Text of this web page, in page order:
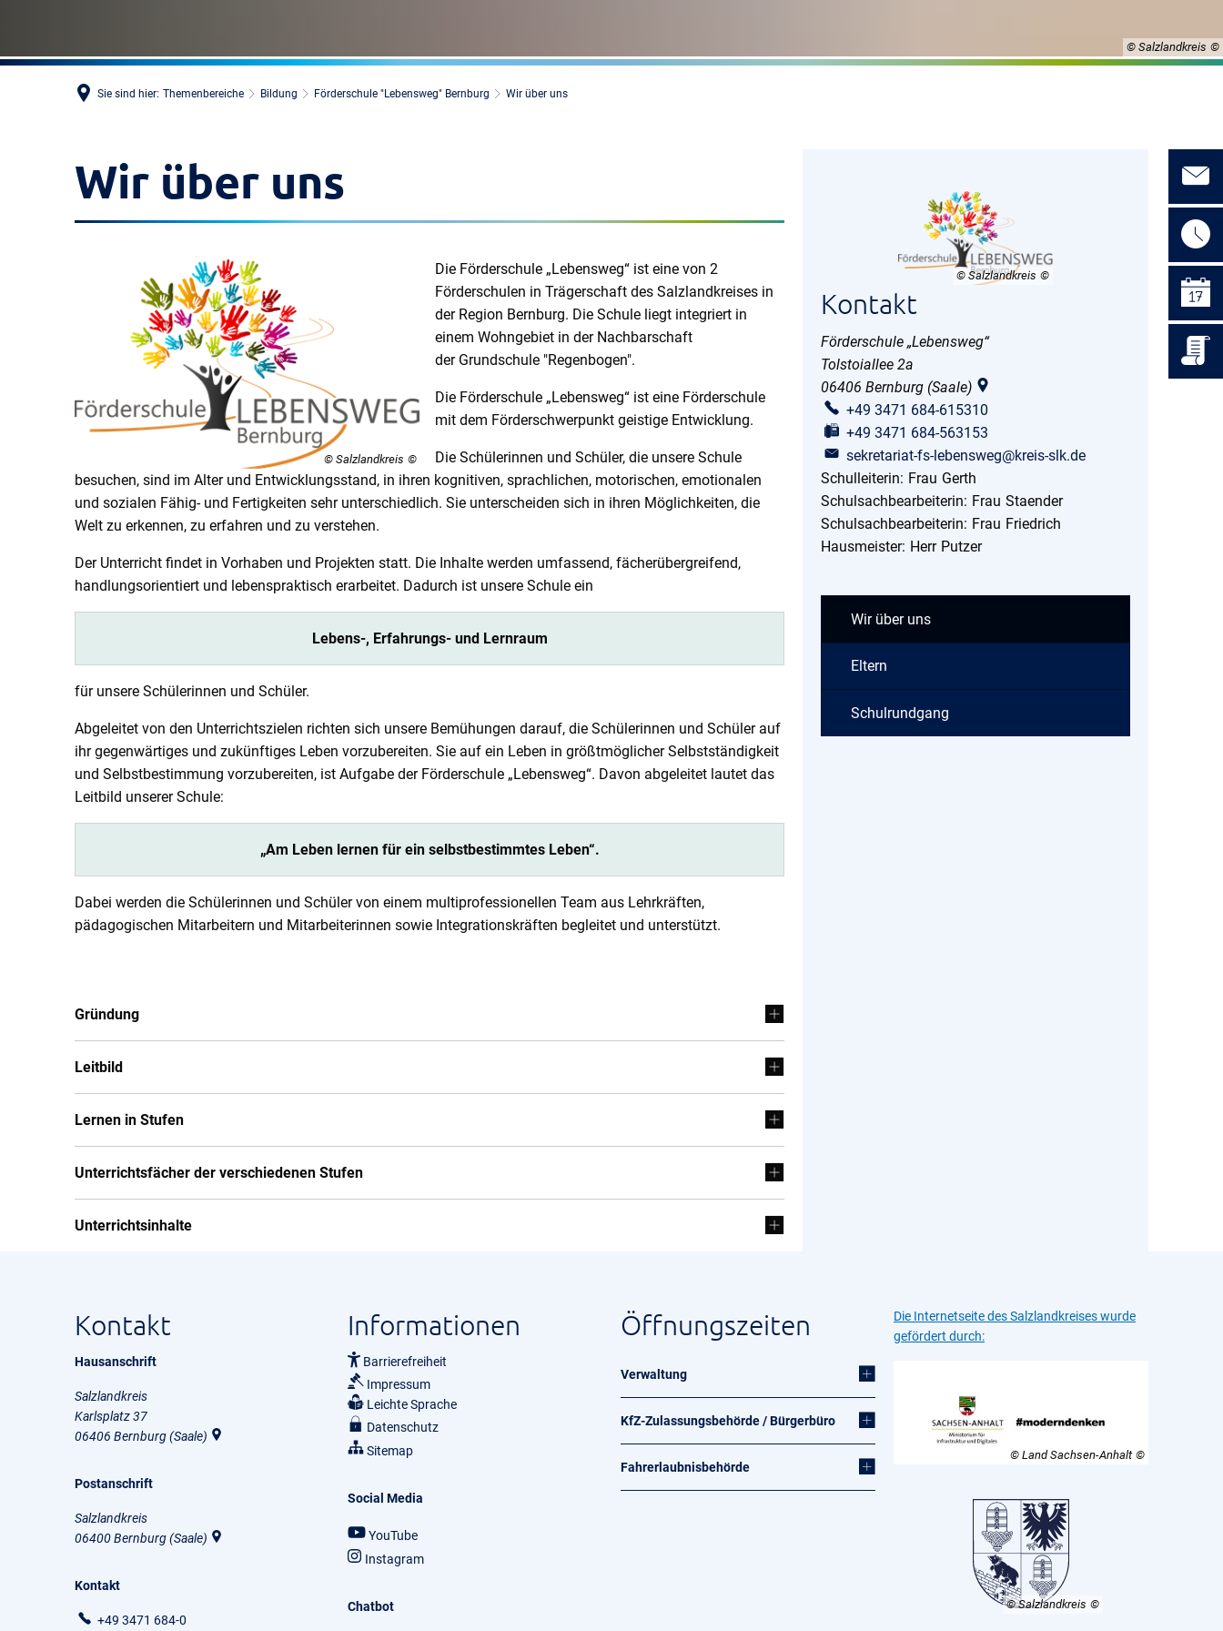
© Salzlandkreis
Sie sind hier: Themenbereiche Bildung Förderschule "Lebensweg" Bernburg Wir über uns
Wir über uns
© Salzlandkreis
Die Förderschule „Lebensweg“ ist eine von 2
Förderschulen in Trägerschaft des Salzlandkreises in
der Region Bernburg. Die Schule liegt integriert in
einem Wohngebiet in der Nachbarschaft
der Grundschule "Regenbogen".
Die Förderschule „Lebensweg“ ist eine Förderschule
mit dem Förderschwerpunkt geistige Entwicklung.
Die Schülerinnen und Schüler, die unsere Schule
besuchen, sind im Alter und Entwicklungsstand, in ihren kognitiven, sprachlichen, motorischen, emotionalen
und sozialen Fähig- und Fertigkeiten sehr unterschiedlich. Sie unterscheiden sich in ihren Möglichkeiten, die
Welt zu erkennen, zu erfahren und zu verstehen.
Der Unterricht findet in Vorhaben und Projekten statt. Die Inhalte werden umfassend, fächerübergreifend,
handlungsorientiert und lebenspraktisch erarbeitet. Dadurch ist unsere Schule ein
Lebens-, Erfahrungs- und Lernraum
für unsere Schülerinnen und Schüler.
Abgeleitet von den Unterrichtszielen richten sich unsere Bemühungen darauf, die Schülerinnen und Schüler auf
ihr gegenwärtiges und zukünftiges Leben vorzubereiten. Sie auf ein Leben in größtmöglicher Selbstständigkeit
und Selbstbestimmung vorzubereiten, ist Aufgabe der Förderschule „Lebensweg“. Davon abgeleitet lautet das
Leitbild unserer Schule:
„Am Leben lernen für ein selbstbestimmtes Leben“.
Dabei werden die Schülerinnen und Schüler von einem multiprofessionellen Team aus Lehrkräften,
pädagogischen Mitarbeitern und Mitarbeiterinnen sowie Integrationskräften begleitet und unterstützt.
Gründung
Leitbild
Lernen in Stufen
Unterrichtsfächer der verschiedenen Stufen
Unterrichtsinhalte
© Salzlandkreis
Kontakt
Förderschule „Lebensweg“
Tolstoiallee 2a
06406 Bernburg (Saale)
+49 3471 684-615310
+49 3471 684-563153
sekretariat-fs-lebensweg@kreis-slk.de
Schulleiterin: Frau Gerth
Schulsachbearbeiterin: Frau Staender
Schulsachbearbeiterin: Frau Friedrich
Hausmeister: Herr Putzer
Wir über uns
Eltern
Schulrundgang
Kontakt
Hausanschrift
Salzlandkreis
Karlsplatz 37
06406 Bernburg (Saale)
Postanschrift
Salzlandkreis
06400Bernburg (Saale)
Kontakt
+49 3471 684-0
Informationen
Barrierefreiheit
Impressum
Leichte Sprache
Datenschutz
Sitemap
Social Media
YouTube
Instagram
Chatbot
Öffnungszeiten
Verwaltung
KfZ-Zulassungsbehörde / Bürgerbüro
Fahrerlaubnisbehörde
Die Internetseite des Salzlandkreises wurde
gefördert durch:
© Land Sachsen-Anhalt
© Salzlandkreis